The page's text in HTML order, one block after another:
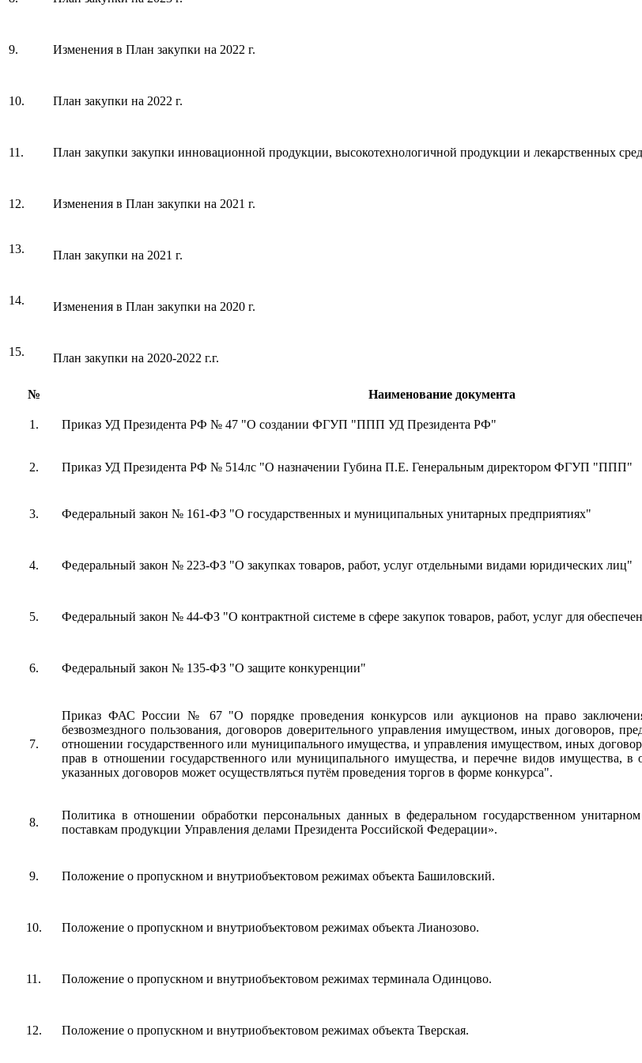
9. Изменения в План закупки на 2022 г.
10. План закупки на 2022 г.
11. План закупки закупки инновационной продукции, высокотехнологичной продукции и лекарственных
12. Изменения в План закупки на 2021 г.
13. План закупки на 2021 г.
14. Изменения в План закупки на 2020 г.
15. План закупки на 2020-2022 г.г.
№ Наименование документа
1. Приказ УД Президента РФ № 47 "О создании ФГУП "ППП УД Президента РФ"
2. Приказ УД Президента РФ № 514лс "О назначении Губина П.Е. Генеральным директором ФГУП "ППП"
3. Федеральный закон № 161-ФЗ "О государственных и муниципальных унитарных предприятиях"
4. Федеральный закон № 223-ФЗ "О закупках товаров, работ, услуг отдельными видами юридических лиц"
5. Федеральный закон № 44-ФЗ "О контрактной системе в сфере закупок товаров, работ, услуг для
6. Федеральный закон № 135-ФЗ "О защите конкуренции"
7.
Приказ ФАС России № 67 "О порядке проведения конкурсов или аукционов на право
безвозмездного пользования, договоров доверительного управления имуществом, иных договоров,
отношении государственного или муниципального имущества, и управления имуществом, иных
прав в отношении государственного или муниципального имущества, и перечне видов имущества, в
указанных договоров может осуществляться путём проведения торгов в форме конкурса".
8.
Политика в отношении обработки персональных данных в федеральном государственном
поставкам продукции Управления делами Президента Российской Федерации».
9. Положение о пропускном и внутриобъектовом режимах объекта Башиловский.
10. Положение о пропускном и внутриобъектовом режимах объекта Лианозово.
11. Положение о пропускном и внутриобъектовом режимах терминала Одинцово.
12. Положение о пропускном и внутриобъектовом режимах объекта Тверская.